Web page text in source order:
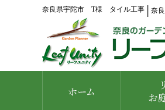
奈良県宇陀市 T様 タイル工事 奈